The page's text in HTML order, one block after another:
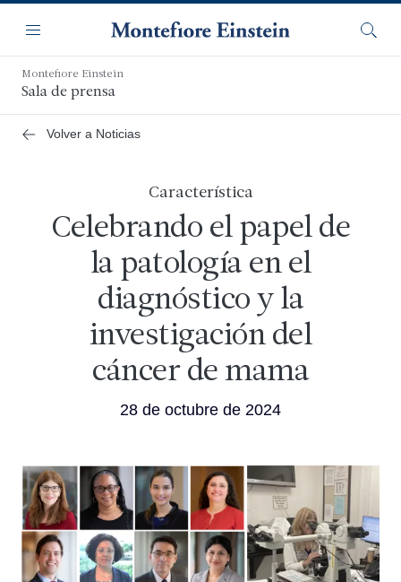
contenido
principal
Navegación
Menú
Montefiore Einstein
Sala de prensa
Volver a Noticias
Característica
Celebrando el papel de
la patología en el
diagnóstico y la
investigación del
cáncer de mama
28 de octubre de 2024